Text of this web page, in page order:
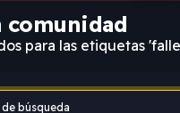
comunidad
para las etiquetas